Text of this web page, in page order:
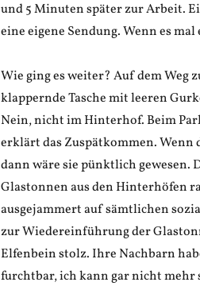
und 5 Minuten später zur Arbeit.
eine eigene Sendung. Wenn es
Wie ging es weiter? Auf dem Weg
klappernde Tasche mit leeren
Nein, nicht im Hinterhof. Beim
erklärt das Zuspätkommen.
dann wäre sie pünktlich gewesen.
Glastonnen aus den Hinterhöfen
ausgejammert auf sämtlichen
zur Wiedereinführung der
Elfenbein stolz. Ihre Nachbarn
furchtbar, ich kann gar nicht